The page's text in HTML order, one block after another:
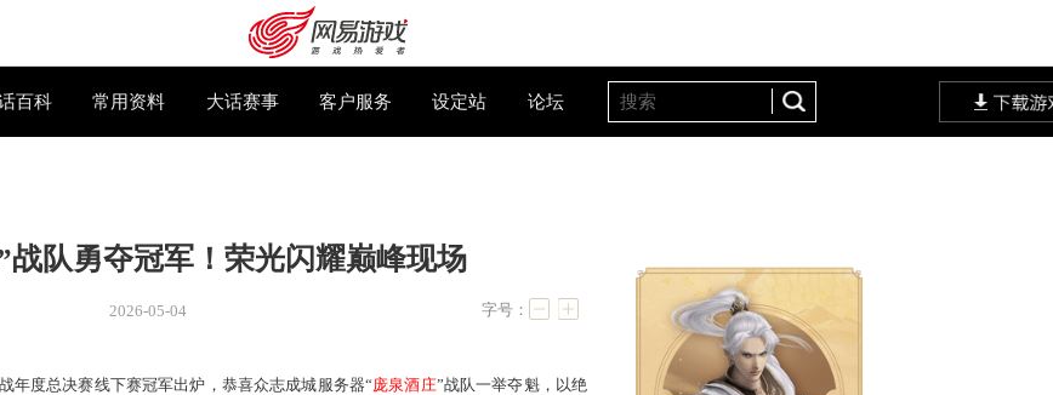
设定站 论坛
> 新闻
酒庄”战队勇夺冠军！荣光闪耀巅峰现场
2026-05-04 字号：